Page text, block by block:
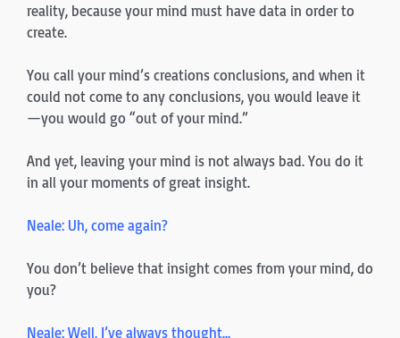
reality, because your mind must have data in order to
cre­ate.
You call your mind’s creations conclusions, and when it
could not come to any conclusions, you would leave it
—you would go “out of your mind.”
And yet, leaving your mind is not always bad. You do it
in all your moments of great insight.
Neale: Uh, come again?
You don’t believe that insight comes from your mind, do
you?
Neale: Well, I’ve always thought…